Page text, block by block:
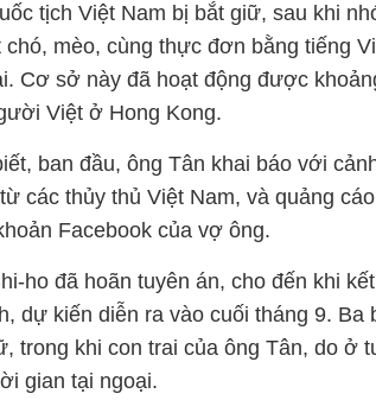
tịch Việt Nam bị bắt giữ, sau khi
chó, mèo, cùng thực đơn bằng tiếng
Cơ sở này đã hoạt động được
Việt ở Hong Kong.
ban đầu, ông Tân khai báo với
các thủy thủ Việt Nam, và quảng
Facebook của vợ ông.
ho đã hoãn tuyên án, cho đến khi
dự kiến diễn ra vào cuối tháng 9. Ba
trong khi con trai của ông Tân, do ở
gian tại ngoại.